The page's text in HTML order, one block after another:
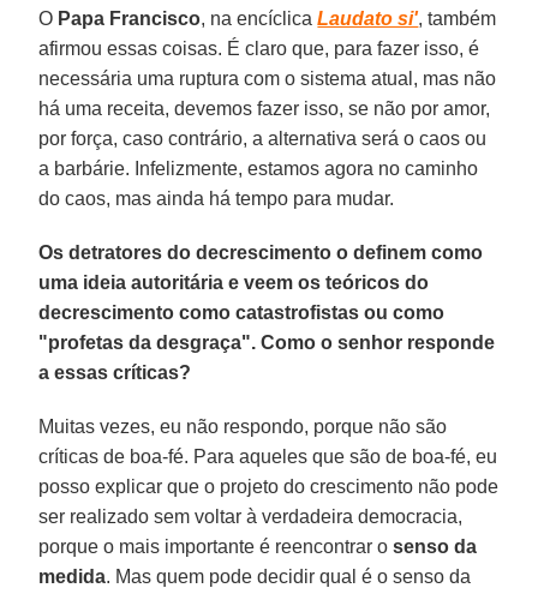
O Papa Francisco, na encíclicaLaudato si', também
afirmou essas coisas. É claro que, para fazer isso, é
necessária uma ruptura com o sistema atual, mas não
há uma receita, devemos fazer isso, se não por amor,
por força, caso contrário, a alternativa será o caos ou
a barbárie. Infelizmente, estamos agora no caminho
do caos, mas ainda há tempo para mudar.
Os detratores do decrescimento o definem como
uma ideia autoritária e veem os teóricos do
decrescimento como catastrofistas ou como
"profetas da desgraça". Como o senhor responde
a essas críticas?
Muitas vezes, eu não respondo, porque não são
críticas de boa-fé. Para aqueles que são de boa-fé, eu
posso explicar que o projeto do crescimento não pode
ser realizado sem voltar à verdadeira democracia,
porque o mais importante é reencontrar osenso da
medida. Mas quem pode decidir qual é o senso da